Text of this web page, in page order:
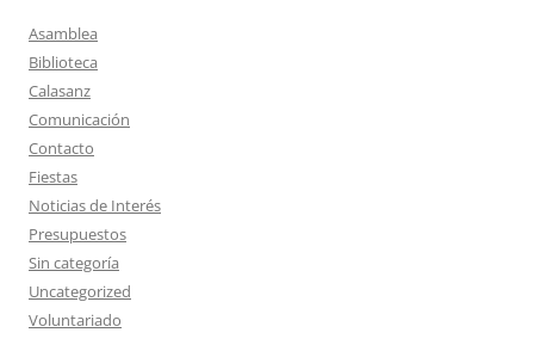
Asamblea
Biblioteca
Calasanz
Comunicación
Contacto
Fiestas
Noticias de Interés
Presupuestos
Sin categoría
Uncategorized
Voluntariado